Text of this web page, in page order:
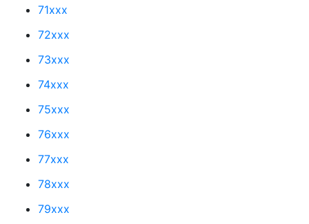
71xxx
72xxx
73xxx
74xxx
75xxx
76xxx
77xxx
78xxx
79xxx